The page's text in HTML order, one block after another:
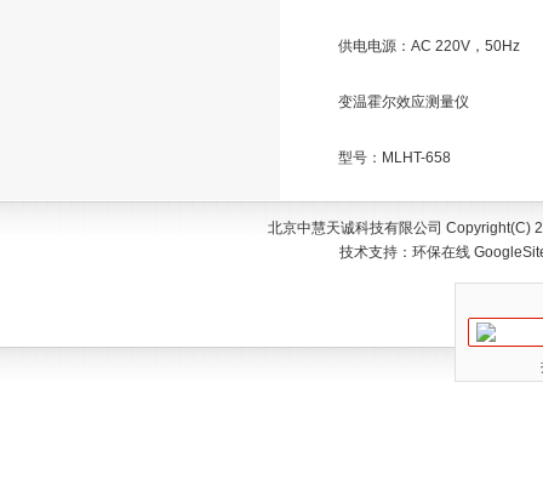
供电电源：AC 220V，50Hz
变温霍尔效应测量仪
型号：MLHT-658
北京中慧天诚科技有限公司
技术支持： 环保在线